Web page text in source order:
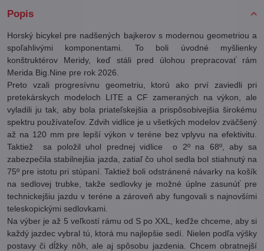
Popis
Horský bicykel pre nadšených bajkerov s modernou geometriou a
spoľahlivými komponentami. To boli úvodné myšlienky
konštruktérov Meridy, keď stáli pred úlohou prepracovať rám
Merida Big.Nine pre rok 2026.
Preto vzali progresívnu geometriu, ktorú ako prví zaviedli pri
pretekárskych modeloch LITE a CF zameraných na výkon, ale
vyladili ju tak, aby bola priateľskejšia a prispôsobivejšia širokému
spektru používateľov. Zdvih vidlice je u všetkých modelov zväčšený
až na 120 mm pre lepší výkon v teréne bez vplyvu na efektivitu.
Taktiež sa položil uhol prednej vidlice o 2º na 68º, aby sa
zabezpečila stabilnejšia jazda, zatiaľ čo uhol sedla bol stiahnutý na
75º pre istotu pri stúpaní. Taktiež boli odstránené návarky na košík
na sedlovej trubke, takže sedlovky je možné úplne zasunúť pre
technickejšiu jazdu v teréne a zároveň aby fungovali s najnovšími
teleskopickými sedlovkami.
Na výber je až 5 veľkostí rámu od S po XXL, keďže chceme, aby si
každý jazdec vybral tú, ktorá mu najlepšie sedí. Nielen podľa výšky
postavy či dĺžky nôh, ale aj spôsobu jazdenia. Chcem obratnejší